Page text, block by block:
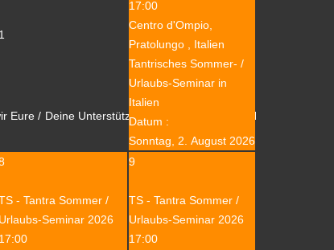
1
17:00
Centro d'Ompio,
Pratolungo , Italien
Tantrisches Sommer- /
Urlaubs-Seminar in
Italien
Datum :
Sonntag, 2. August 2026
- Tantra Sommer /
Urlaubs-Seminar 2026
17:00
9
TS - Tantra Sommer /
Urlaubs-Seminar 2026
17:00
Eure / Deine Unterstützung - wir brauchen DICH